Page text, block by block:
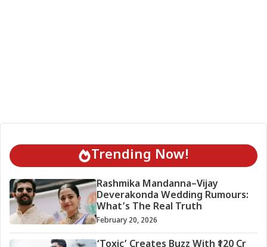
Trending Now!
Rashmika Mandanna–Vijay
Deverakonda Wedding Rumours:
What’s The Real Truth
February 20, 2026